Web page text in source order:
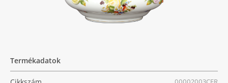
Termékadatok